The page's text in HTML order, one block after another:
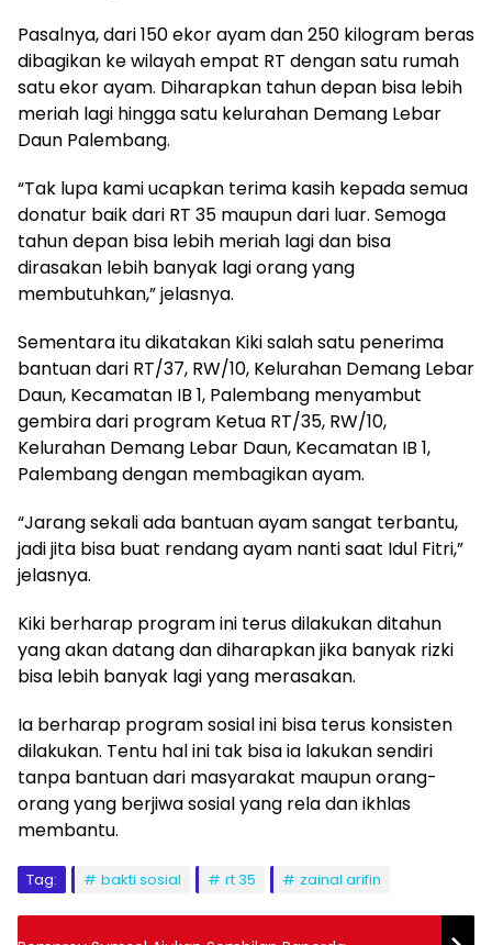
Pasalnya, dari 150 ekor ayam dan 250 kilogram beras
dibagikan ke wilayah empat RT dengan satu rumah
satu ekor ayam. Diharapkan tahun depan bisa lebih
meriah lagi hingga satu kelurahan Demang Lebar
Daun Palembang.
“Tak lupa kami ucapkan terima kasih kepada semua
donatur baik dari RT 35 maupun dari luar. Semoga
tahun depan bisa lebih meriah lagi dan bisa
dirasakan lebih banyak lagi orang yang
membutuhkan,” jelasnya.
Sementara itu dikatakan Kiki salah satu penerima
bantuan dari RT/37, RW/10, Kelurahan Demang Lebar
Daun, Kecamatan IB 1, Palembang menyambut
gembira dari program Ketua RT/35, RW/10,
Kelurahan Demang Lebar Daun, Kecamatan IB 1,
Palembang dengan membagikan ayam.
“Jarang sekali ada bantuan ayam sangat terbantu,
jadi jita bisa buat rendang ayam nanti saat Idul Fitri,”
jelasnya.
Kiki berharap program ini terus dilakukan ditahun
yang akan datang dan diharapkan jika banyak rizki
bisa lebih banyak lagi yang merasakan.
Ia berharap program sosial ini bisa terus konsisten
dilakukan. Tentu hal ini tak bisa ia lakukan sendiri
tanpa bantuan dari masyarakat maupun orang-
orang yang berjiwa sosial yang rela dan ikhlas
membantu.
Tag: bakti sosial rt 35 zainal arifin